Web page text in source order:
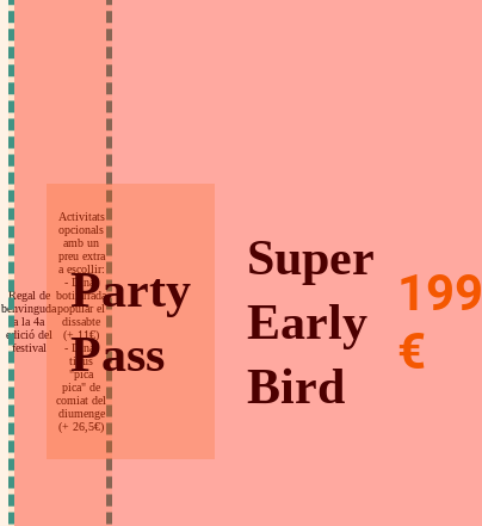
Regal de
benvinguda
a la 4a
edició del
festival
Activitats
opcionals
amb un
preu extra
a escollir:
- Dinar
botifarrada
popular el
dissabte
(+ 11€)
- Dinar
tipus
"pica
pica" de
comiat del
diumenge
(+ 26,5€)
Party
Pass
Super
Early
Bird
199
€